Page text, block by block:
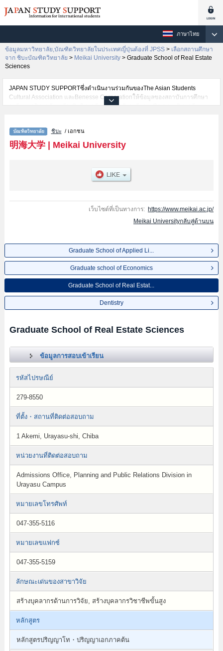
ภาษาไทย
ข้อมูลมหาวิทยาลัย,บัณฑิตวิทยาลัยในประเทศญี่ปุ่นต้องที่ JPSS > เลือกสถานศึกษา
จาก ชิบะบัณฑิตวิทยาลัย > Meikai University > Graduate School of Real Estate
Sciences
JAPAN STUDY SUPPORTซึ่งดำเนินงานร่วมกันของThe Asian Students
Cultural Association และBenesse Corporationให้ข้อมูลของสถาบันการศึกษา
ระดับมหาวิทยาลัย・บัณฑิตวิทยาลัย・วิทยาลัยระดับอนุปริญญา・วิทยาลัย
ชาติเช่นGraduate School of Applied LinguisticsหรือGraduate school of
EconomicsหรือGraduate School of Real Estate SciencesหรือDentistry
เป็นต้น,ข้อมูลของแต่ละสาขาวิจัย,ข้อมูลการสอบคัดเลือกเข้าศึกษาเช่นจำนวนคน
ทางเป็นต้นไว้ด้วยดังนั้นขอเชิญใช้บริการค้นหาข้อมูลตามอัธยาศัย
ชิบะ / เอกชน
明海大学| Meikai University
เว็บไซต์ที่เป็นทางการ: https://www.meikai.ac.jp/
Meikai Universityกลับสู่ด้านบน
Graduate School of Applied Li...
Graduate school of Economics
Graduate School of Real Estat...
Dentistry
Graduate School of Real Estate Sciences
ข้อมูลการสอบเข้าเรียน
รหัสไปรษณีย์
279-8550
ที่ตั้ง・สถานที่ติดต่อสอบถาม
1 Akemi, Urayasu-shi, Chiba
หน่วยงานที่ติดต่อสอบถาม
Admissions Office, Planning and Public Relations Division in
Urayasu Campus
หมายเลขโทรศัพท์
047-355-5116
หมายเลขแฟกซ์
047-355-5159
ลักษณะเด่นของสาขาวิจัย
สร้างบุคลากรด้านการวิจัย, สร้างบุคลากรวิชาชีพขั้นสูง
หลักสูตร
หลักสูตรปริญญาโท・ปริญญาเอกภาคต้น